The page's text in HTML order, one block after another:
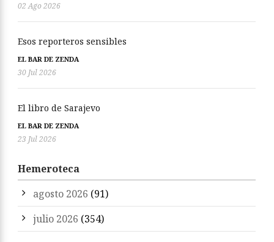
02 Ago 2026
Esos reporteros sensibles
EL BAR DE ZENDA
30 Jul 2026
El libro de Sarajevo
EL BAR DE ZENDA
23 Jul 2026
Hemeroteca
agosto 2026 (91)
julio 2026 (354)